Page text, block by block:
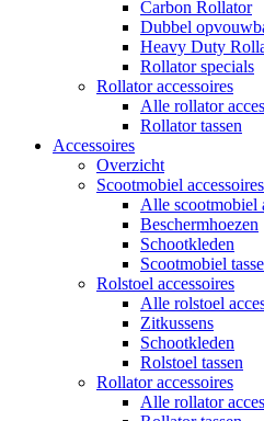
Carbon Rollator
Dubbel
Heavy Duty
Rollator specials
Rollator accessoires
Alle rollator
Rollator tassen
Accessoires
Overzicht
Scootmobiel accessoires
Alle scootmobiel
Beschermhoezen
Schootkleden
Scootmobiel
Rolstoel accessoires
Alle rolstoel
Zitkussens
Schootkleden
Rolstoel tassen
Rollator accessoires
Alle rollator